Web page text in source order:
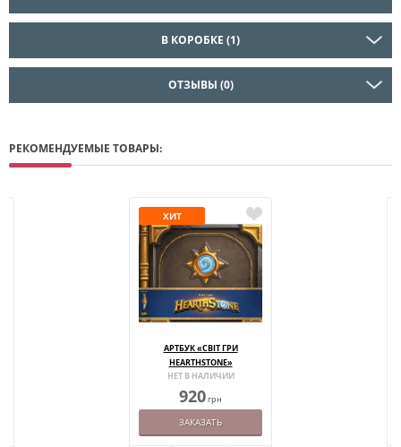
В КОРОБКЕ (1)
ОТЗЫВЫ (0)
РЕКОМЕНДУЕМЫЕ ТОВАРЫ:
ХИТ
АРТБУК «СВІТ ГРИ
HEARTHSTONE»
НЕТ В НАЛИЧИИ
920грн
ЗАКАЗАТЬ